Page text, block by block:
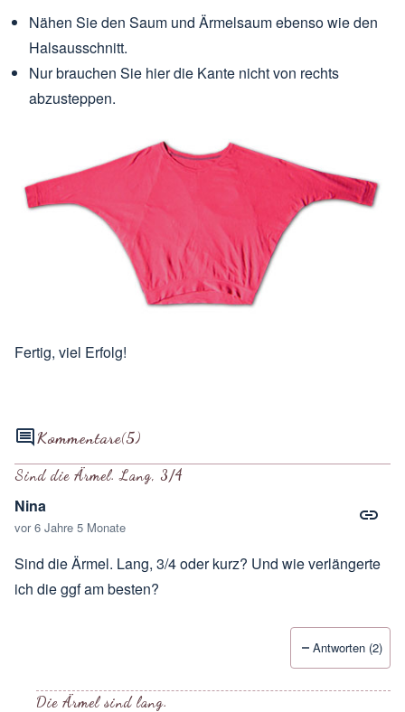
Nähen Sie den Saum und Ärmelsaum ebenso wie den
Halsausschnitt.
Nur brauchen Sie hier die Kante nicht von rechts
abzusteppen.
Fertig, viel Erfolg!
Kommentare(5)
Sind die Ärmel. Lang, 3/4
Nina
vor 6 Jahre 5 Monate
Sind die Ärmel. Lang, 3/4 oder kurz? Und wie verlängerte
ich die ggf am besten?
Antworten (2)
Die Ärmel sind lang.